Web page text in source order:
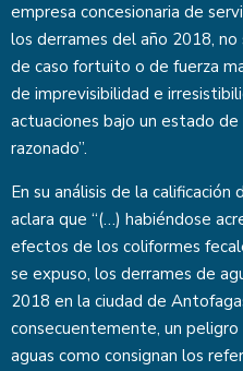
empresa concesionaria de
los derrames del año 2018,
de caso fortuito o de fuerza
de imprevisibilidad e
actuaciones bajo un estado de
razonado”.
En su análisis de la calificación
aclara que “(…) habiéndose
efectos de los coliformes
se expuso, los derrames de
2018 en la ciudad de
consecuentemente, un
aguas como consignan los